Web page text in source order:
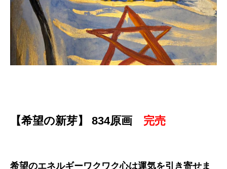
【希望の新芽】 834原画 完売
希望のエネルギーワクワク心は運気を引き寄せま